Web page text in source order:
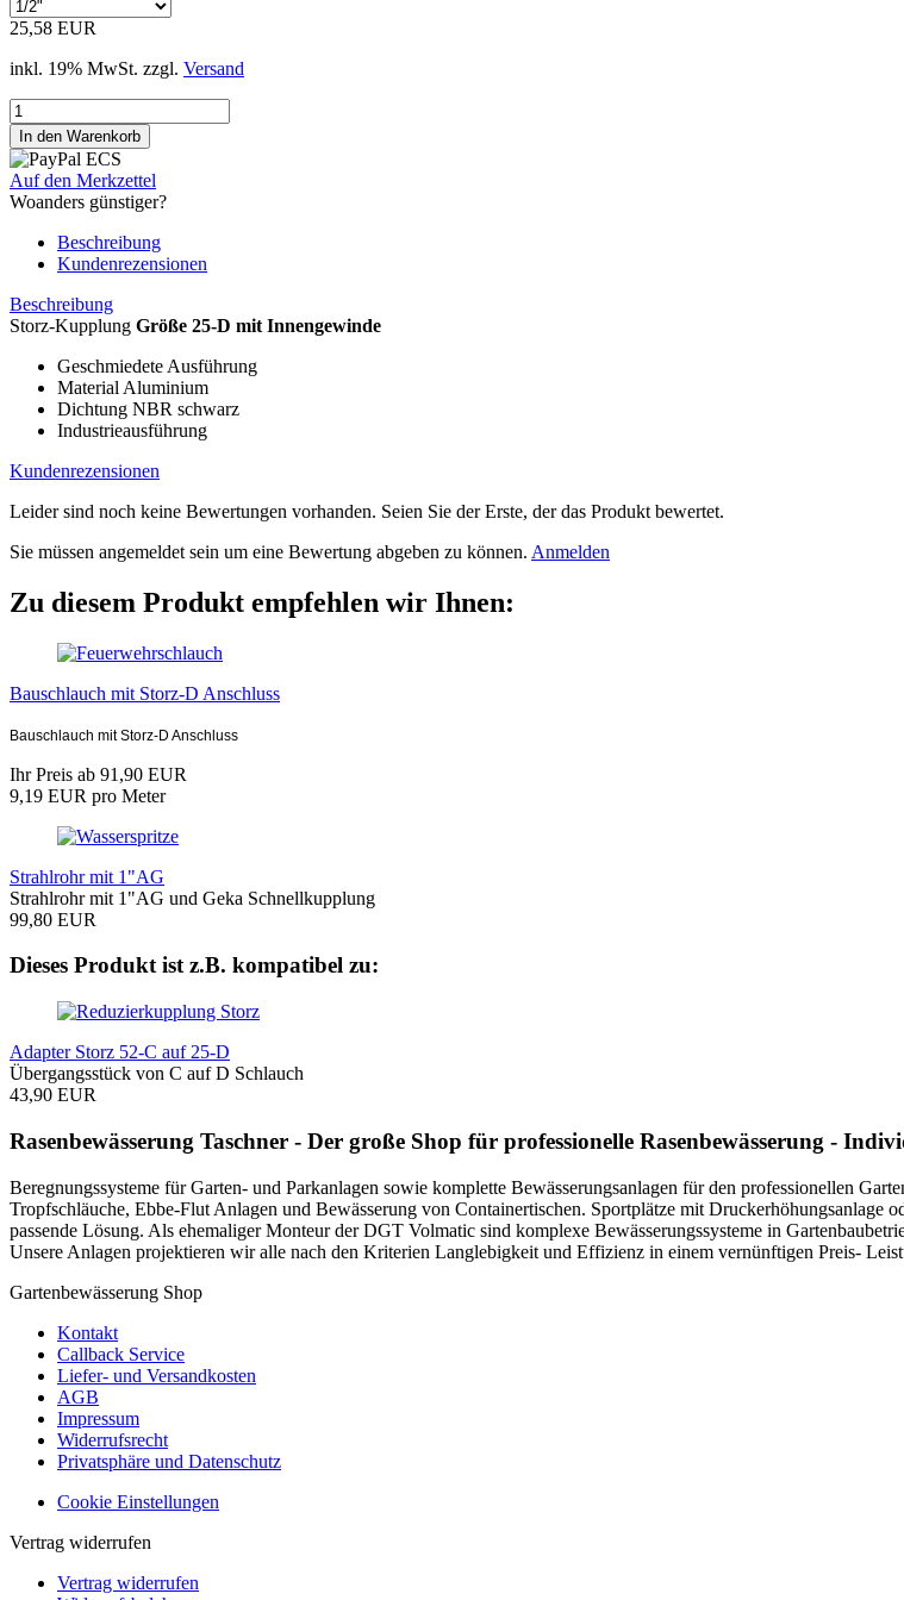
25,58 EUR
inkl. 19% MwSt. zzgl. Versand
Auf den Merkzettel
Woanders günstiger?
Beschreibung
Kundenrezensionen
Beschreibung
Storz-Kupplung Größe 25-D mit Innengewinde
Geschmiedete Ausführung
Material Aluminium
Dichtung NBR schwarz
Industrieausführung
Kundenrezensionen
Leider sind noch keine Bewertungen vorhanden. Seien Sie der Erste, der das Produkt bewertet.
Sie müssen angemeldet sein um eine Bewertung abgeben zu können. Anmelden
Zu diesem Produkt empfehlen wir Ihnen:
Bauschlauch mit Storz-D Anschluss
Bauschlauch mit Storz-D Anschluss
Ihr Preis ab 91,90 EUR
9,19 EUR pro Meter
Strahlrohr mit 1"AG
Strahlrohr mit 1"AG und Geka Schnellkupplung
99,80 EUR
Dieses Produkt ist z.B. kompatibel zu:
Adapter Storz 52-C auf 25-D
Übergangsstück von C auf D Schlauch
43,90 EUR
Rasenbewässerung Taschner - Der große Shop für professionelle Rasenbewässerung -
Beregnungssysteme für Garten- und Parkanlagen sowie komplette Bewässerungsanlagen für den professionellen
Tropfschläuche, Ebbe-Flut Anlagen und Bewässerung von Containertischen. Sportplätze mit
passende Lösung. Als ehemaliger Monteur der DGT Volmatic sind komplexe Bewässerungssysteme in
Unsere Anlagen projektieren wir alle nach den Kriterien Langlebigkeit und Effizienz in einem vernünftigen Preis-
Gartenbewässerung Shop
Kontakt
Callback Service
Liefer- und Versandkosten
AGB
Impressum
Widerrufsrecht
Privatsphäre und Datenschutz
Cookie Einstellungen
Vertrag widerrufen
Vertrag widerrufen